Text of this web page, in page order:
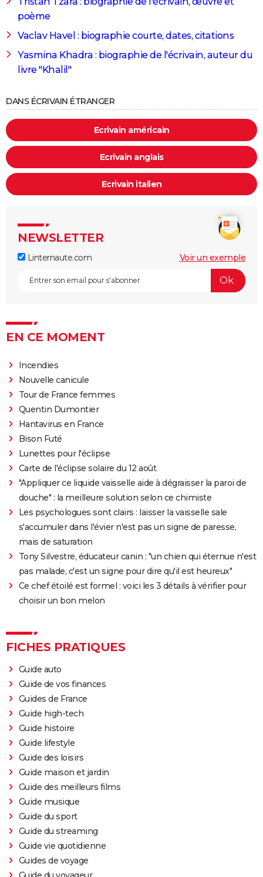
poème
Vaclav Havel : biographie courte, dates, citations
Yasmina Khadra : biographie de l'écrivain, auteur du
livre "Khalil"
DANS ÉCRIVAIN ÉTRANGER
Ecrivain américain
Ecrivain anglais
Ecrivain italien
NEWSLETTER
Linternaute.com Voir un exemple
EN CE MOMENT
Incendies
Nouvelle canicule
Tour de France femmes
Quentin Dumontier
Hantavirus en France
Bison Futé
Lunettes pour l'éclipse
Carte de l'éclipse solaire du 12 août
"Appliquer ce liquide vaisselle aide à dégraisser la paroi de
douche" : la meilleure solution selon ce chimiste
Les psychologues sont clairs : laisser la vaisselle sale
s'accumuler dans l'évier n'est pas un signe de paresse,
mais de saturation
Tony Silvestre, éducateur canin : "un chien qui éternue n'est
pas malade, c'est un signe pour dire qu'il est heureux"
Ce chef étoilé est formel : voici les 3 détails à vérifier pour
choisir un bon melon
FICHES PRATIQUES
Guide auto
Guide de vos finances
Guides de France
Guide high-tech
Guide histoire
Guide lifestyle
Guide des loisirs
Guide maison et jardin
Guide des meilleurs films
Guide musique
Guide du sport
Guide du streaming
Guide vie quotidienne
Guides de voyage